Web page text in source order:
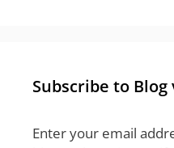
Subscribe to Blog
Enter your email